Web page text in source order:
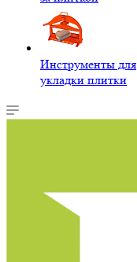
Инструменты для
укладки плитки